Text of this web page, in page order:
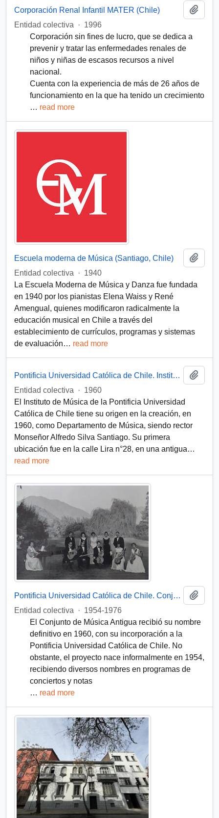
Corporación Renal Infantil MATER (Chile)
Entidad colectiva
· 1996
Corporación sin fines de lucro, que se dedica a
prevenir y tratar las enfermedades renales de
niños y niñas de escasos recursos a nivel
nacional.
Cuenta con la experiencia de más de 26 años de
funcionamiento en la que ha tenido un crecimiento
… read more
Escuela moderna de Música (Santiago, Chile)
Entidad colectiva
· 1940
La Escuela Moderna de Música y Danza fue fundada
en 1940 por los pianistas Elena Waiss y René
Amengual, quienes modificaron radicalmente la
educación musical en Chile a través del
establecimiento de currículos, programas y sistemas
de evaluación… read more
Pontificia Universidad Católica de Chile. Instituto de Música
Entidad colectiva
· 1960
El Instituto de Música de la Pontificia Universidad
Católica de Chile tiene su origen en la creación, en
1960, como Departamento de Música, siendo rector
Monseñor Alfredo Silva Santiago. Su primera
ubicación fue en la calle Lira n°28, en una antigua…
read more
Pontificia Universidad Católica de Chile. Conjunto de Música Antigua
Entidad colectiva
· 1954-1976
El Conjunto de Música Antigua recibió su nombre
definitivo en 1960, con su incorporación a la
Pontificia Universidad Católica de Chile. No
obstante, el proyecto nace informalmente en 1954,
recibiendo diversos nombres en programas de
conciertos y notas
… read more